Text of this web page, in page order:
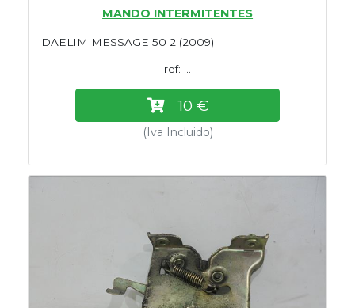
MANDO INTERMITENTES
DAELIM MESSAGE 50 2 (2009)
ref: ...
10 €
(Iva Incluido)